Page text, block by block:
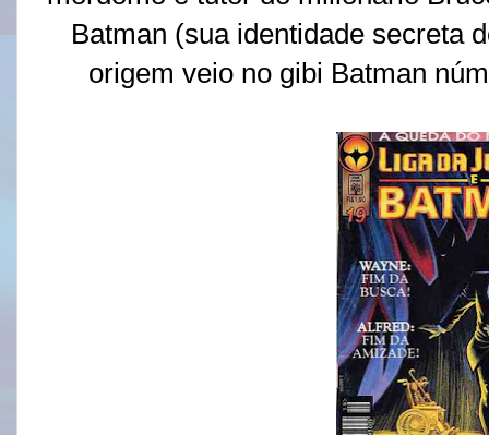
Batman (sua identidade secreta
origem veio no gibi Batman